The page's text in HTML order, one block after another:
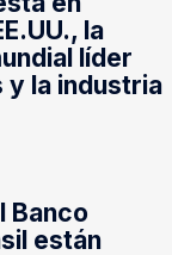
la
líder
la industria
Banco
están